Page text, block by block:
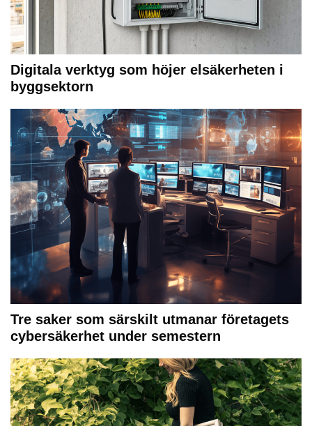
Digitala verktyg som höjer elsäkerheten i
byggsektorn
Tre saker som särskilt utmanar företagets
cybersäkerhet under semestern